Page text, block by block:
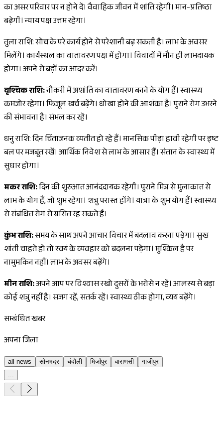
का असर परिवार पर न होने दें। वैवाहिक जीवन में शांति रहेगी। मान-प्रतिष्ठा
बढ़ेगी। न्याय पक्ष उत्तम रहेगा।
तुला राशि: सोच के परे कार्य होने से परेशानी बढ़ सकती है। लाभ के अवसर
मिलेंगे। कार्यस्थल का वातावरण पक्ष में होगा। विवादों में मौन ही लाभदायक
होगा। अपने से बड़ों का आदर करें।
वृश्चिक राशि:नौकरी में अशांति का वातावरण बनने के योग हैं। स्वास्थ्य
कमजोर रहेगा। फिजूल खर्च बढ़ेंगे। धोखा होने की आशंका है। पुराने रोग उभरने
की संभावना है। संभल कर रहें।
धनु राशि: दिन चिंताजनक व्यतीत हो रहे हैं। मानसिक पीड़ा हावी रहेगी पर इष्ट
बल पर मजबूत रखें। आर्थिक निवेश से लाभ के आसार हैं। संतान के स्वास्थ्य में
सुधार होगा।
मकर राशि:दिन की शुरुआत आनंददायक रहेगी। पुराने मित्र से मुलाकात से
लाभ के योग हैं, जो शुभ रहेगा। शत्रु परास्त होंगे। यात्रा के शुभ योग हैं। स्वास्थ्य
से संबंधित रोग से ग्रसित रह सकते हैं।
कुंभ राशि:समय के साथ अपने आचार विचार में बदलाव करना पड़ेगा। सुख
शांती चाहते हो तो स्वयं के व्यवहार को बदलना पड़ेगा। मुश्किल है पर
नामुमकिन नहीं। लाभ के अवसर बढ़ेंगे।
मीन राशि:अपने आप पर विश्वास रखो दुसरों के भरोसे न रहें। आलस्य से बड़ा
कोई शत्रु नहीं है। सजग रहें, सतर्क रहें। स्वास्थ्य ठीक होगा, व्यय बढ़ेंगे।
सम्बंधित खबर
अपना जिला
all news सोनभद्र चंदौली मिर्जापुर वाराणसी
गाजीपुर
...